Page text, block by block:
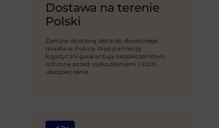
Dostawa na terenie
Polski
Zamów dostawę złota do dowolnego
miasta w Polsce. Nasi partnerzy
logistyczni gwarantują bezpieczeństwo,
ochronę przed uszkodzeniami i 100%
ubezpieczenie.